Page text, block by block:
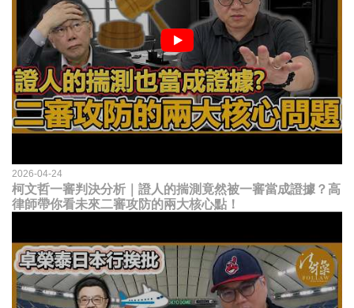
2026-04-24
柯文哲一審判決分析｜證人的揣測竟然被一審當成證據？高
律師帶你看未來二審攻防的兩大核心點！